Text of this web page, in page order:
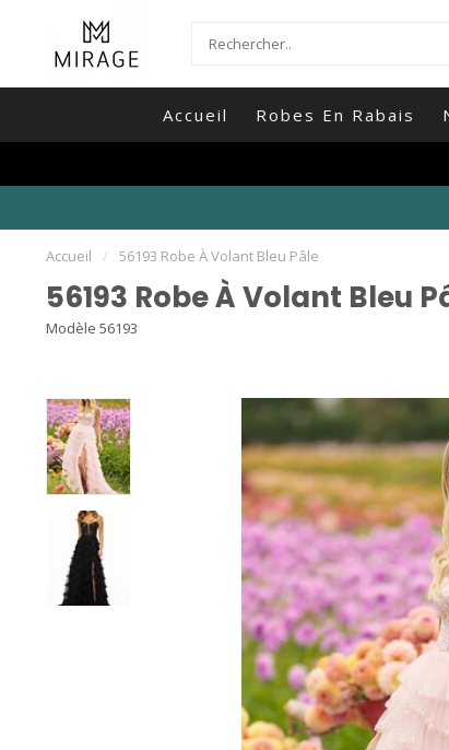
Accueil Robes En Rabais
Accueil / 56193 Robe À Volant Bleu Pâle
56193 Robe À Volant Bleu
Modèle 56193